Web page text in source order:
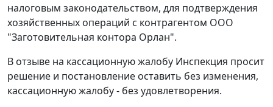
налоговым законодательством, для подтверждения
хозяйственных операций с контрагентом ООО
"Заготовительная контора Орлан".
В отзыве на кассационную жалобу Инспекция просит
решение и постановление оставить без изменения,
кассационную жалобу - без удовлетворения.